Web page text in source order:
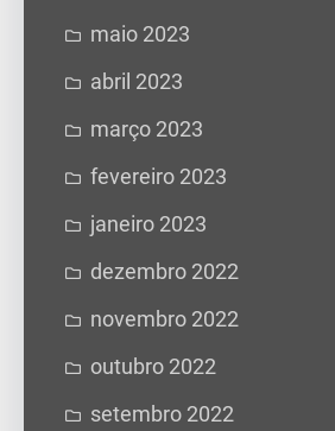
maio 2023
abril 2023
março 2023
fevereiro 2023
janeiro 2023
dezembro 2022
novembro 2022
outubro 2022
setembro 2022